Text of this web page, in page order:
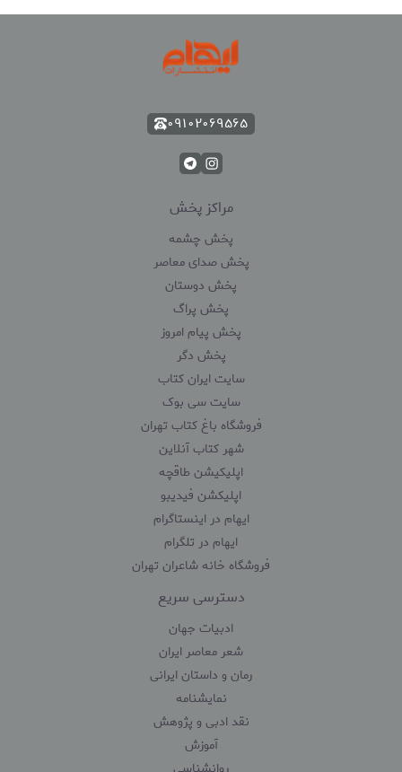
۰۹۱۰۲۰۶۹۵۶۵
مراکز پخش
پخش چشمه
پخش صدای معاصر
پخش دوستان
پخش پراگ
پخش پیام امروز
پخش دگر
سایت ایران کتاب
سایت سی بوک
فروشگاه باغ کتاب تهران
شهر کتاب آنلاین
اپلیکیشن طاقچه
اپلیکشن فیدیبو
ایهام در اینستاگرام
ایهام در تلگرام
فروشگاه خانه شاعران تهران
دسترسی سریع
ادبیات جهان
شعر معاصر ایران
رمان و داستان ایرانی
نمایشنامه
نقد ادبی و پژوهش
آموزش